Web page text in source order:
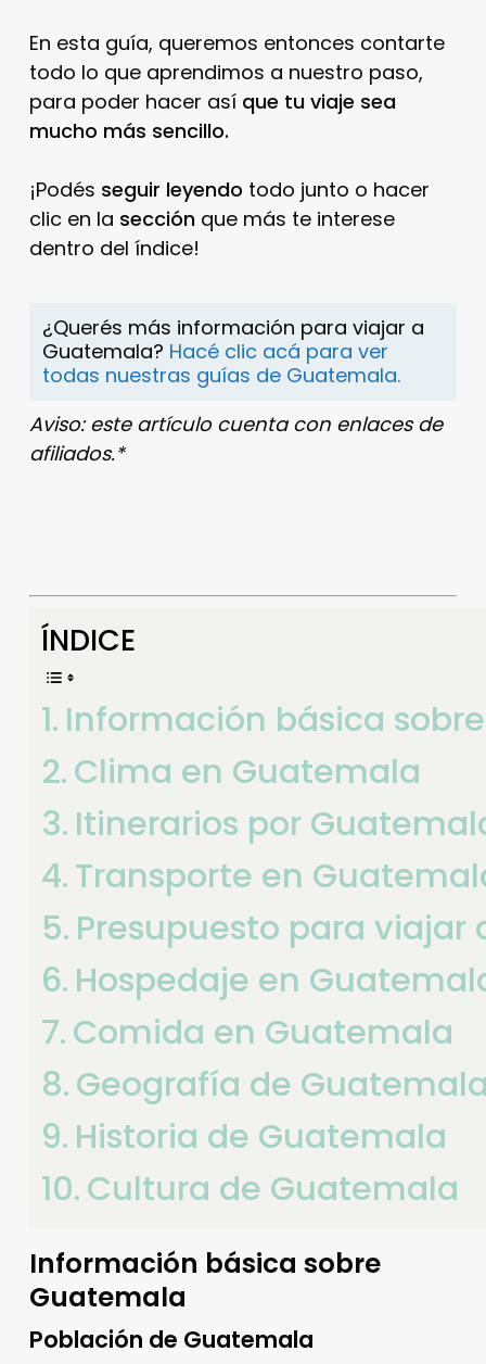
En esta guía, queremos entonces contarte
todo lo que aprendimos a nuestro paso,
para poder hacer así que tu viaje sea
mucho más sencillo.
¡Podés seguir leyendo todo junto o hacer
clic en la secciónque más te interese
dentro del índice!
¿Querés más información para viajar a
Guatemala? Hacé clic acá para ver
todas nuestras guías de Guatemala.
Aviso: este artículo cuenta con enlaces de
afiliados.*
ÍNDICE
Información básica
Clima en Guatemala
Itinerarios por
Transporte en
Presupuesto para viajar
Hospedaje en
Comida en Guatemala
Geografía de
Historia de Guatemala
Cultura de Guatemala
Información básica sobre
Guatemala
Población de Guatemala